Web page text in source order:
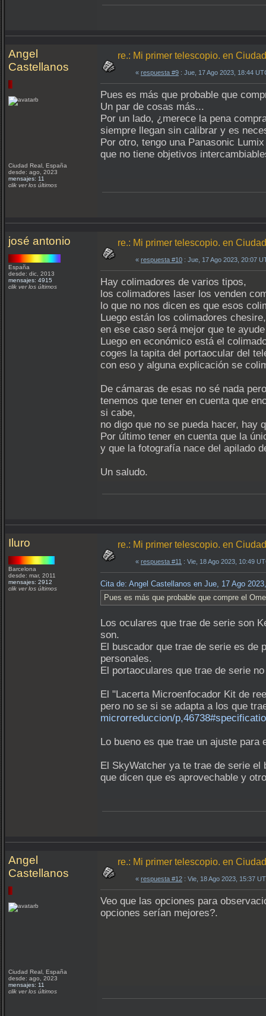
Angel
Castellanos
Ciudad Real, España
desde: ago, 2023
mensajes: 11
clik ver los últimos
re.: Mi primer telescopio. en
« respuesta #9 : Jue, 17 Ago 2023, 18:44
Pues es más que probable que
Un par de cosas más...
Por un lado, ¿merece la pena
siempre llegan sin calibrar y es
Por otro, tengo una Panasonic
que no tiene objetivos
josé antonio
España
desde: dic, 2013
mensajes: 4915
clik ver los últimos
re.: Mi primer telescopio. en
« respuesta #10 : Jue, 17 Ago 2023, 20:07
Hay colimadores de varios tipos,
los colimadores laser los venden
lo que no nos dicen es que esos
Luego están los colimadores
en ese caso será mejor que te
Luego en económico está el
coges la tapita del portaocular del
con eso y alguna explicación se
De cámaras de esas no sé nada
tenemos que tener en cuenta que
si cabe,
no digo que no se pueda hacer, hay
Por último tener en cuenta que la
y que la fotografía nace del apilado
Un saludo.
Iluro
Barcelona
desde: mar, 2011
mensajes: 2912
clik ver los últimos
re.: Mi primer telescopio. en
« respuesta #11 : Vie, 18 Ago 2023, 10:49
Cita de: Angel Castellanos en Jue, 17 Ago
Pues es más que probable que compre el
Los oculares que trae de serie son
son.
El buscador que trae de serie es de
personales.
El portaoculares que trae de serie
El "Lacerta Microenfocador Kit de
pero no se si se adapta a los que
microrreduccion/
Lo bueno es que trae un ajuste
El SkyWatcher ya te trae de serie
que dicen que es aprovechable y
Angel
Castellanos
Ciudad Real, España
desde: ago, 2023
mensajes: 11
clik ver los últimos
re.: Mi primer telescopio. en
« respuesta #12 : Vie, 18 Ago 2023, 15:37
Veo que las opciones para
opciones serían mejores?.